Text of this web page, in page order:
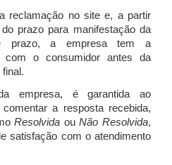
reclamação no site e, a partir
prazo para manifestação da
prazo, a empresa tem a
com o consumidor antes da
empresa, é garantida ao
a resposta recebida,
Resolvida ouNão Resolvida,
satisfação com o atendimento